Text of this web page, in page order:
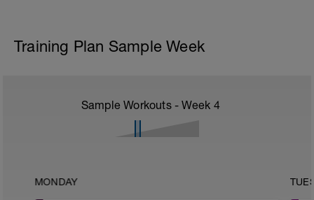
Training Plan Sample Week
Sample Workouts - Week 4
MONDAY